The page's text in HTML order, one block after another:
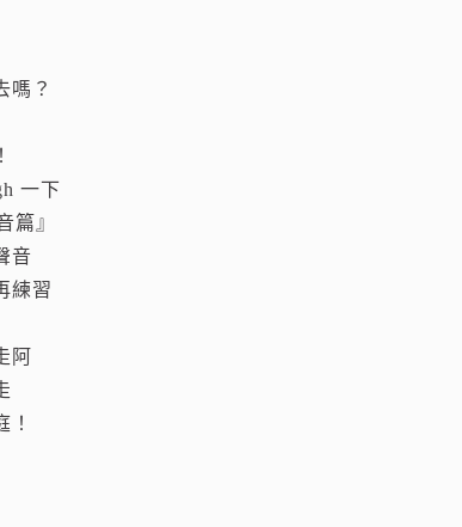
嗎？
一下
篇』
音
練習
阿